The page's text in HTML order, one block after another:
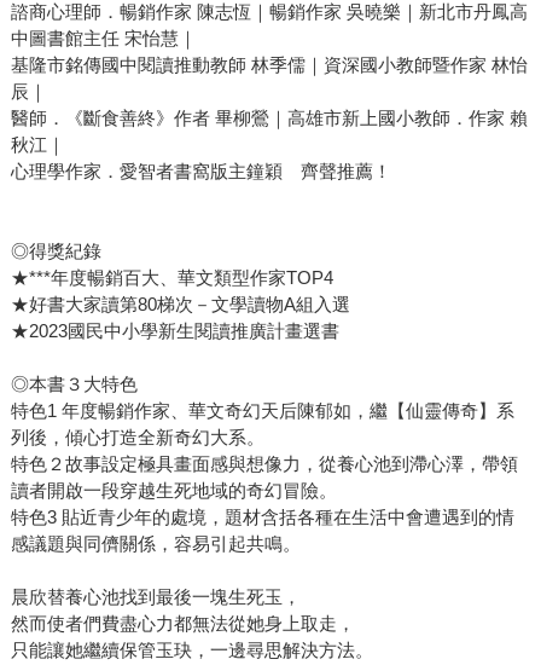
諮商心理師．暢銷作家 陳志恆｜暢銷作家 吳曉樂｜新北市丹鳳高
中圖書館主任 宋怡慧｜
基隆市銘傳國中閱讀推動教師 林季儒｜資深國小教師暨作家 林怡
辰｜
醫師．《斷食善終》作者 畢柳鶯｜高雄市新上國小教師．作家 賴
秋江｜
心理學作家．愛智者書窩版主鐘穎 齊聲推薦！
◎得獎紀錄
★***年度暢銷百大、華文類型作家TOP4
★好書大家讀第80梯次－文學讀物A組入選
★2023國民中小學新生閱讀推廣計畫選書
◎本書３大特色
特色1 年度暢銷作家、華文奇幻天后陳郁如，繼【仙靈傳奇】系
列後，傾心打造全新奇幻大系。
特色２故事設定極具畫面感與想像力，從養心池到滯心澤，帶領
讀者開啟一段穿越生死地域的奇幻冒險。
特色3 貼近青少年的處境，題材含括各種在生活中會遭遇到的情
感議題與同儕關係，容易引起共鳴。
晨欣替養心池找到最後一塊生死玉，
然而使者們費盡心力都無法從她身上取走，
只能讓她繼續保管玉玦，一邊尋思解決方法。